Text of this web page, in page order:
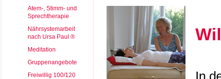
Atem-, Stimm- und
Sprechtherapie
Nährsystemarbeit
nach Ursa Paul ®
Meditation
Gruppenangebote
Freiwillig 100/120
In